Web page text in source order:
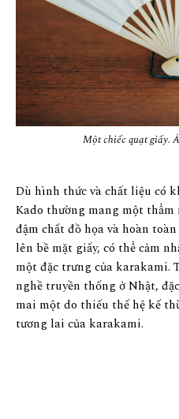
Một chiếc quạt giấy.
Dù hình thức và chất liệu có
Kado thường mang một thẩm
đậm chất đồ họa và hoàn
lên bề mặt giấy, có thể cảm
một đặc trưng của karakami.
nghề truyền thống ở Nhật,
mai một do thiếu thế hệ kế
tương lai của karakami.